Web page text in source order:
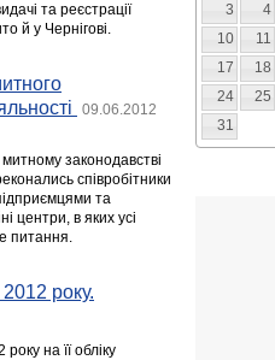
та реєстрації
й у Чернігові.
09.06.2012
законодавстві
співробітники
та
центри, в яких усі
питання.
року.
на її обліку
3
4
10
11
17
18
24
25
31